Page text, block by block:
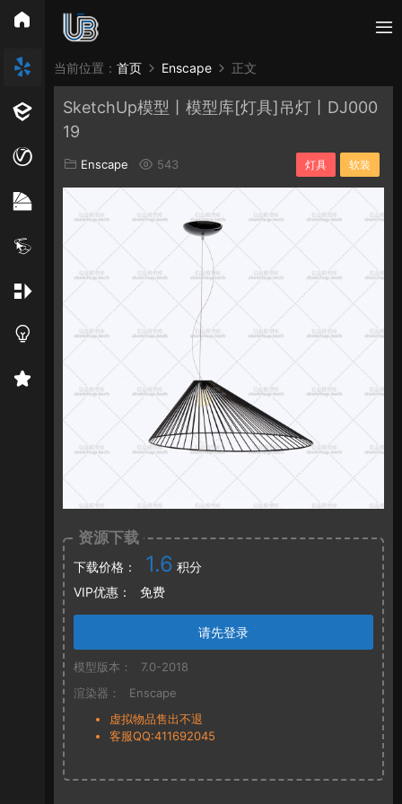
所有分类
Enscape PB3构件 构件 轮廓
当前位置： 首页 Enscape 正文
SketchUp模型丨模型库[灯具]吊灯丨DJ000
19
Enscape 543 灯具 软装
资源下载
下载价格： 1.6 积分
VIP优惠：
免费
请先登录
模型版本：
7.0-2018
渲染器：
Enscape
虚拟物品售出不退
客服QQ:411692045